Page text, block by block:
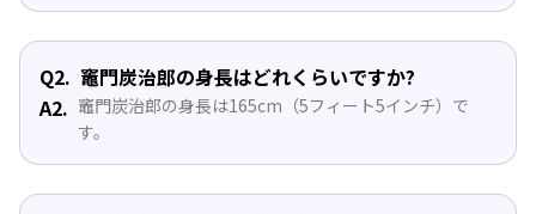
Q2. 竈門炭治郎の身長はどれくらいですか?
A2. 竈門炭治郎の身長は165cm（5フィート5インチ）で
す。